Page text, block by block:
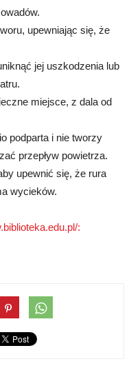
upewniając się, że
jej uszkodzenia lub
miejsce, z dala od
podparta i nie tworzy
przepływ powietrza.
upewnić się, że rura
wycieków.
: